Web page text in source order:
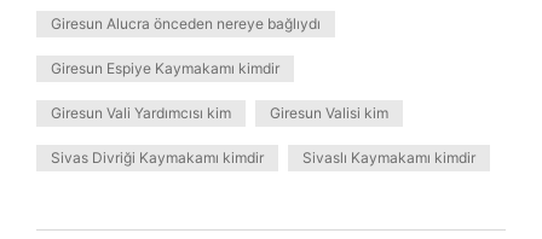
Giresun Alucra önceden nereye bağlıydı
Giresun Espiye Kaymakamı kimdir
Giresun Vali Yardımcısı kim Giresun Valisi kim
Sivas Divriği Kaymakamı kimdir Sivaslı Kaymakamı kimdir